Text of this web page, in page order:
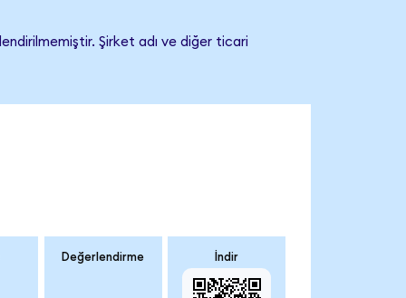
Şirket adı ve diğer ticari
Değerlendirme İndir